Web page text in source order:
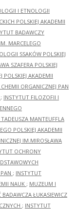
I ETNOLOGII
POLSKIEJ AKADEMII
BADAWCZY
MARCELEGO
SSAKÓW POLSKIEJ
SZAFERA POLSKIEJ
POLSKIEJ AKADEMII
ORGANICZNEJ PAN
; INSTYTUT FILOZOFII I
MANTEUFFLA
POLSKIEJ AKADEMII
IM.MIROSŁAWA
OCHRONY
; INSTYTUT
NAUK ; MUZEUM I
BADAWCZA ŁUKASIEWICZ
; INSTYTUT